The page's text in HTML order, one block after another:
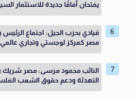
يفتحان آفاقًا جديدة للاستثمار
قيادي بحزب الجيل: اجتماع الرئيس
مصر كمركز لوجستي وتجاري عالمي
النائب محمود مرسى: مصر شريك
التهدئة ودعم حقوق الشعب